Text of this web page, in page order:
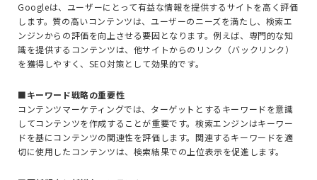
Googleは、ユーザーにとって有益な情報を提供するサイトを高く評価
します。質の高いコンテンツは、ユーザーのニーズを満たし、検索エ
ンジンからの評価を向上させる要因となります。例えば、専門的な知
識を提供するコンテンツは、他サイトからのリンク（バックリンク）
を獲得しやすく、SEO対策として効果的です。
■キーワード戦略の重要性
コンテンツマーケティングでは、ターゲットとするキーワードを意識
してコンテンツを作成することが重要です。検索エンジンはキーワー
ドを基にコンテンツの関連性を評価します。関連するキーワードを適
切に使用したコンテンツは、検索結果での上位表示を促進します。